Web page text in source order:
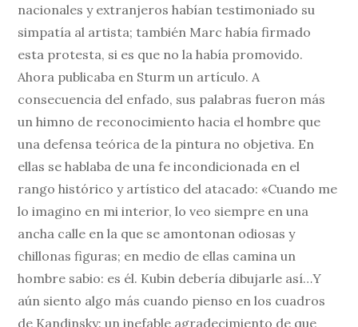
nacionales y extranjeros habían testimoniado su
simpatía al artista; también Marc había firmado
esta protesta, si es que no la había promovido.
Ahora publicaba en Sturm un artículo. A
consecuencia del enfado, sus palabras fueron más
un himno de reconocimiento hacia el hombre que
una defensa teórica de la pintura no objetiva. En
ellas se hablaba de una fe incondicionada en el
rango histórico y artístico del atacado: «Cuando me
lo imagino en mi interior, lo veo siempre en una
ancha calle en la que se amontonan odiosas y
chillonas figuras; en medio de ellas camina un
hombre sabio: es él. Kubin debería dibujarle así…Y
aún siento algo más cuando pienso en los cuadros
de Kandinsky: un inefable agradecimiento de que